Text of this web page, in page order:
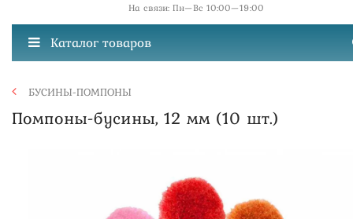
На связи: Пн—Вс 10:00—19:00
Каталог товаров
БУСИНЫ-ПОМПОНЫ
Помпоны-бусины, 12 мм (10 шт.)